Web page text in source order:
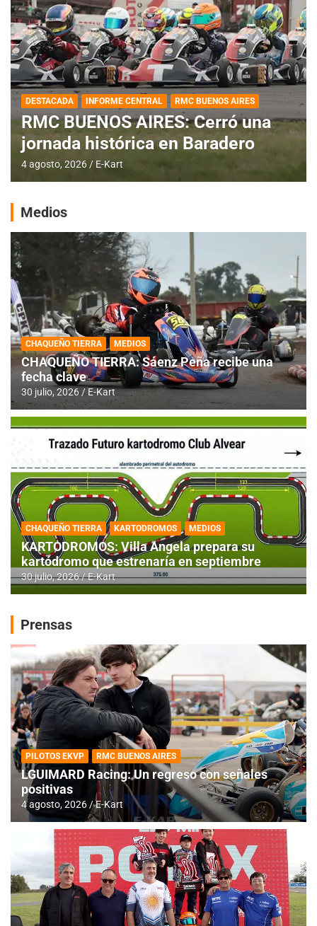
DESTACADA INFORME CENTRAL RMC BUENOS AIRES
RMC BUENOS AIRES: Cerró una
jornada histórica en Baradero
4 agosto, 2026 E-Kart
Medios
CHAQUEÑO TIERRA MEDIOS
CHAQUEÑO TIERRA: Sáenz Peña recibe una
fecha clave
30 julio, 2026 E-Kart
CHAQUEÑO TIERRA KARTODROMOS MEDIOS
KARTODROMOS: Villa Angela prepara su
kartódromo que estrenaría en septiembre
30 julio, 2026 E-Kart
Prensas
PILOTOS EKVP RMC BUENOS AIRES
LGUIMARD Racing: Un regreso con señales
positivas
4 agosto, 2026 E-Kart